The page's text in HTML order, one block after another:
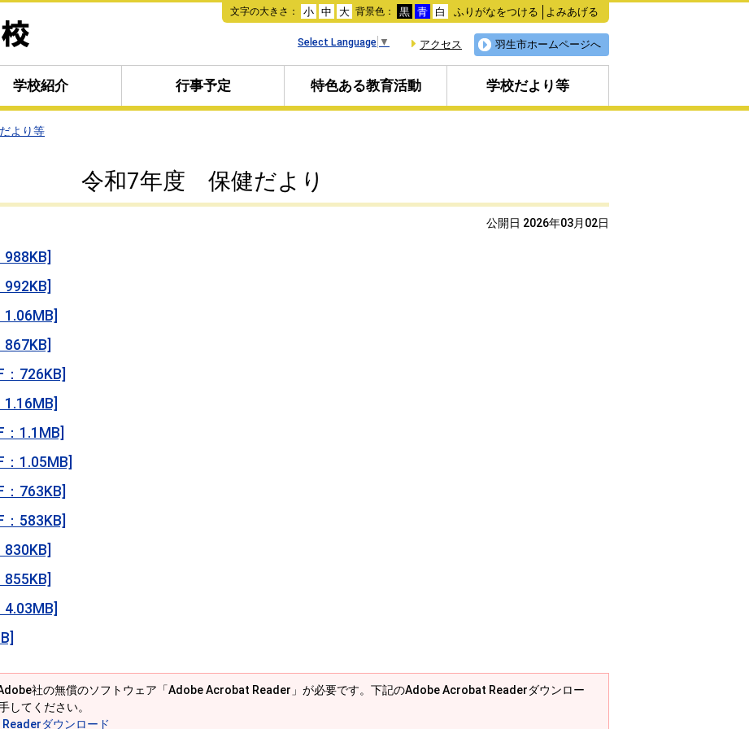
本
文
文字の大きさ： 小 中 大 背景色： 黒 青 白 ふりがなをつける よみあげる
羽生市ホームページへ
アクセス
Select Language ▼
学校紹介 行事予定 特色ある教育活動 学校だより等
より等
令和7年度 保健だより
公開日 2026年03月02日
726KB]
1.1MB]
1.05MB]
763KB]
583KB]
社の無償のソフトウェア「Adobe Acrobat Reader」が必要です。下記のAdobe Acrobat Readerダウンロー
してください。
ダウンロード